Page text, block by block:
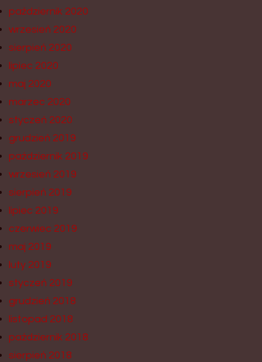
październik 2020
wrzesień 2020
sierpień 2020
lipiec 2020
maj 2020
marzec 2020
styczeń 2020
grudzień 2019
październik 2019
wrzesień 2019
sierpień 2019
lipiec 2019
czerwiec 2019
maj 2019
luty 2019
styczeń 2019
grudzień 2018
listopad 2018
październik 2018
sierpień 2018